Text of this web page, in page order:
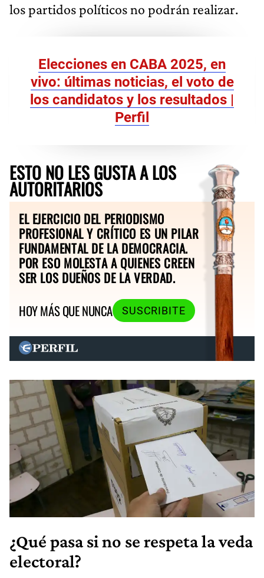
los partidos políticos no podrán realizar.
Elecciones en CABA 2025, en
vivo: últimas noticias, el voto de
los candidatos y los resultados |
Perfil
ESTO NO LES GUSTA A LOS
AUTORITARIOS
EL EJERCICIO DEL PERIODISMO
PROFESIONAL Y CRÍTICO ES UN PILAR
FUNDAMENTAL DE LA DEMOCRACIA.
POR ESO MOLESTA A QUIENES CREEN
SER LOS DUEÑOS DE LA VERDAD.
HOY MÁS QUE NUNCA
SUSCRIBITE
¿Qué pasa si no se respeta la veda
electoral?